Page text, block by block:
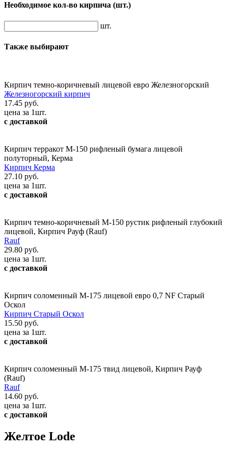
Необходимое кол-во кирпича (шт.)
шт.
Также выбирают
Кирпич темно-коричневый лицевой евро Железногорский
Железногорский кирпич
17.45 руб.
цена за 1шт.
с доставкой
Кирпич терракот М-150 рифленый бумага лицевой
полуторный, Керма
Кирпич Керма
27.10 руб.
цена за 1шт.
с доставкой
Кирпич темно-коричневый М-150 рустик рифленый глубокий
лицевой, Кирпич Рауф (Rauf)
Rauf
29.80 руб.
цена за 1шт.
с доставкой
Кирпич соломенный М-175 лицевой евро 0,7 NF Старый
Оскол
Кирпич Старый Оскол
15.50 руб.
цена за 1шт.
с доставкой
Кирпич соломенный М-175 твид лицевой, Кирпич Рауф
(Rauf)
Rauf
14.60 руб.
цена за 1шт.
с доставкой
Желтое Lode